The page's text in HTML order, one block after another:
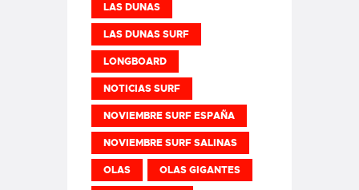
LAS DUNAS
LAS DUNAS SURF
LONGBOARD
NOTICIAS SURF
NOVIEMBRE SURF ESPAÑA
NOVIEMBRE SURF SALINAS
OLAS OLAS GIGANTES